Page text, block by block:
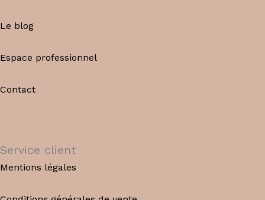
Le blog
Espace professionnel
Contact
Service client
Mentions légales